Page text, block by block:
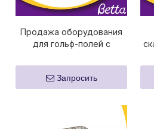
Продажа оборудования
для гольф-полей с
Запросить